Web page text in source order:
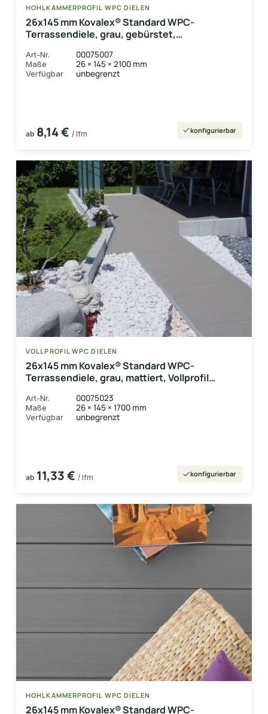
HOHLKAMMERPROFIL WPC DIELEN
26x145 mm Kovalex® Standard WPC-
Terrassendiele, grau, gebürstet,
Profil: grob/fein
Art-Nr. 00075007
Maße 26 × 145 × 2100 mm
Verfügbar unbegrenzt
ab 8,14 € / lfm konfigurierbar
VOLLPROFIL WPC DIELEN
26x145 mm Kovalex® Standard WPC-
Terrassendiele, grau, mattiert, Vollprofil
Art-Nr. 00075023
Maße 26 × 145 × 1700 mm
Verfügbar unbegrenzt
ab 11,33 € / lfm konfigurierbar
HOHLKAMMERPROFIL WPC DIELEN
26x145 mm Kovalex® Standard WPC-